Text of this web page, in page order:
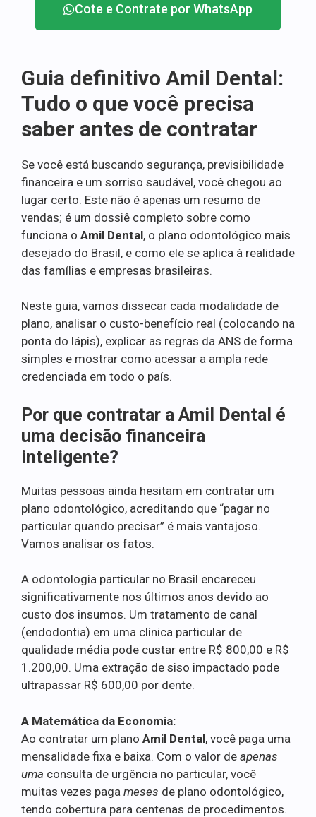
Cote e Contrate por WhatsApp
Guia definitivo Amil Dental:
Tudo o que você precisa
saber antes de contratar
Se você está buscando segurança, previsibilidade
financeira e um sorriso saudável, você chegou ao
lugar certo. Este não é apenas um resumo de
vendas; é um dossiê completo sobre como
funciona o Amil Dental, o plano odontológico mais
desejado do Brasil, e como ele se aplica à realidade
das famílias e empresas brasileiras.
Neste guia, vamos dissecar cada modalidade de
plano, analisar o custo-benefício real (colocando na
ponta do lápis), explicar as regras da ANS de forma
simples e mostrar como acessar a ampla rede
credenciada em todo o país.
Por que contratar a Amil Dental é
uma decisão financeira
inteligente?
Muitas pessoas ainda hesitam em contratar um
plano odontológico, acreditando que “pagar no
particular quando precisar” é mais vantajoso.
Vamos analisar os fatos.
A odontologia particular no Brasil encareceu
significativamente nos últimos anos devido ao
custo dos insumos. Um tratamento de canal
(endodontia) em uma clínica particular de
qualidade média pode custar entre R$ 800,00 e R$
1.200,00. Uma extração de siso impactado pode
ultrapassar R$ 600,00 por dente.
A Matemática da Economia:
Ao contratar um plano Amil Dental, você paga uma
mensalidade fixa e baixa. Com o valor de apenas
uma consulta de urgência no particular, você
muitas vezes paga meses de plano odontológico,
tendo cobertura para centenas de procedimentos.